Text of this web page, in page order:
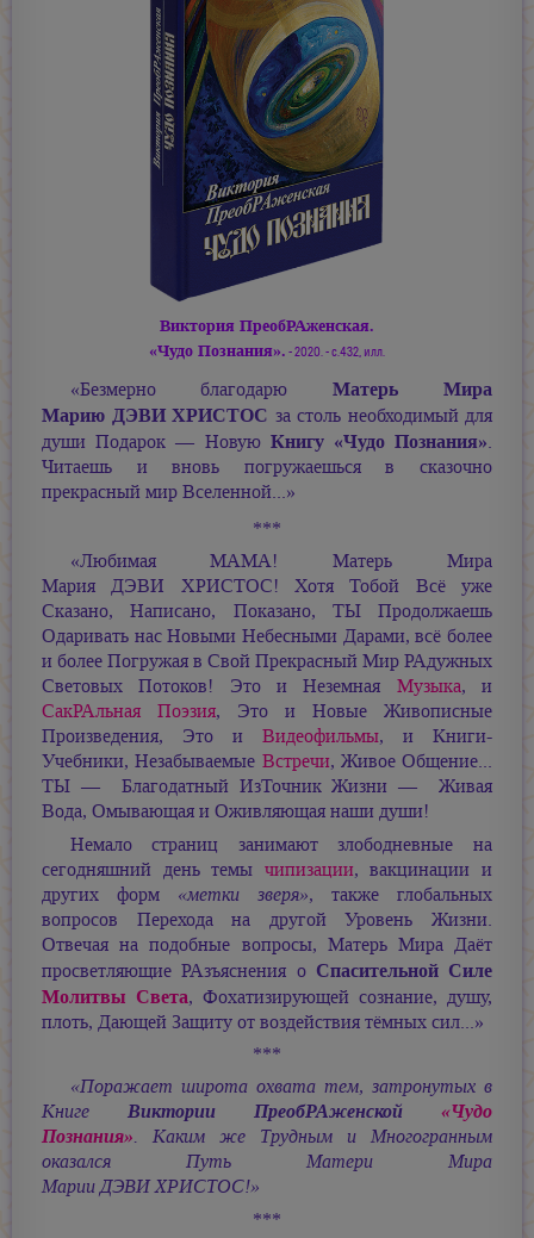
Виктория ПреобРАженская.
«Чудо Познания». - 2020. - с.432, илл.
«Безмерно благодарюМатерь Мира
Марию ДЭВИ ХРИСТОС за столь необходимый для
души Подарок — Новую Книгу «Чудо Познания».
Читаешь и вновь погружаешься в сказочно
прекрасный мир Вселенной...»
***
«Любимая МАМА! Матерь Мира
Мария ДЭВИ ХРИСТОС! Хотя Тобой Всё уже
Сказано, Написано, Показано, ТЫ Продолжаешь
Одаривать нас Новыми Небесными Дарами, всё более
и более Погружая в Свой Прекрасный Мир РАдужных
Световых Потоков! Это и Неземная Музыка, и
СакРАльная Поэзия, Это и Новые Живописные
Произведения, Это и Видеофильмы, и Книги-
Учебники, Незабываемые Встречи, Живое Общение...
ТЫ — Благодатный ИзТочник Жизни — Живая
Вода, Омывающая и Оживляющая наши души!
Немало страниц занимают злободневные на
сегодняшний день темы чипизации, вакцинации и
других форм «метки зверя», также глобальных
вопросов Перехода на другой Уровень Жизни.
Отвечая на подобные вопросы, Матерь Мира Даёт
просветляющие РАзъяснения о Спасительной Силе
Молитвы Света, Фохатизирующей сознание, душу,
плоть, Дающей Защиту от воздействия тёмных сил...»
***
«Поражает широта охвата тем, затронутых в
Книге Виктории ПреобРАженской «Чудо
Познания». Каким же Трудным и Многогранным
оказался Путь Матери Мира
Марии ДЭВИ ХРИСТОС!»
***